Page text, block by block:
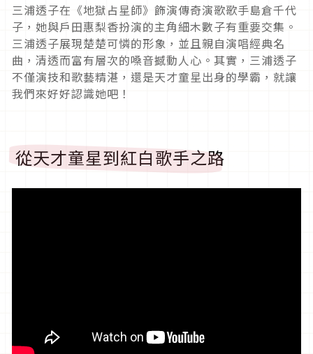
三浦透子在《地獄占星師》飾演傳奇演歌歌手島倉千代
子，她與戶田惠梨香扮演的主角細木數子有重要交集。
三浦透子展現楚楚可憐的形象，並且親自演唱經典名
曲，清透而富有層次的嗓音撼動人心。其實，三浦透子
不僅演技和歌藝精湛，還是天才童星出身的學霸，就讓
我們來好好認識她吧！
從天才童星到紅白歌手之路